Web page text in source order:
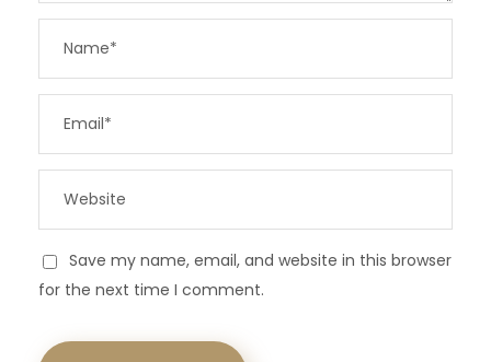
Save my name, email, and website in this browser
for the next time I comment.